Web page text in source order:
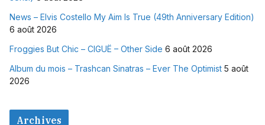
News – Elvis Costello My Aim Is True (49th Anniversary Edition)
6 août 2026
Froggies But Chic – CIGUË – Other Side 6 août 2026
Album du mois – Trashcan Sinatras – Ever The Optimist 5 août
2026
Archives